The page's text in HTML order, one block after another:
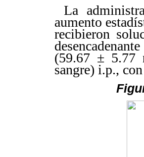
La
aumento
recibieron
(59.67 ± 5.77
sangre) i.p.,